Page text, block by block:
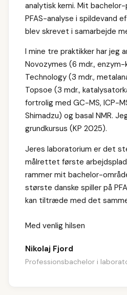
analytisk kemi. Mit
PFAS-analyse i spildevand
blev skrevet i samarbejde
I mine tre praktikker har jeg
Novozymes (6 mdr., enzym-
Technology (3 mdr.,
Topsoe (3 mdr.,
fortrolig med GC-MS, ICP-
Shimadzu) og basal NMR.
grundkursus (KP 2025).
Jeres laboratorium er det
målrettet første
rammer mit bachelor-
største danske spiller på
kan tiltræde med det
Med venlig hilsen
Nikolaj Fjord
Professionsbachelor i